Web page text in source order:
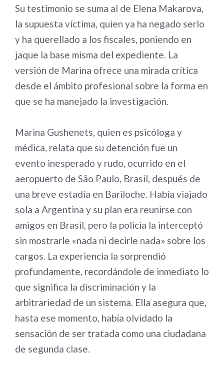
Su testimonio se suma al de Elena Makarova,
la supuesta víctima, quien ya ha negado serlo
y ha querellado a los fiscales, poniendo en
jaque la base misma del expediente. La
versión de Marina ofrece una mirada crítica
desde el ámbito profesional sobre la forma en
que se ha manejado la investigación.
Marina Gushenets, quien es psicóloga y
médica, relata que su detención fue un
evento inesperado y rudo, ocurrido en el
aeropuerto de São Paulo, Brasil, después de
una breve estadía en Bariloche. Había viajado
sola a Argentina y su plan era reunirse con
amigos en Brasil, pero la policía la interceptó
sin mostrarle «nada ni decirle nada» sobre los
cargos. La experiencia la sorprendió
profundamente, recordándole de inmediato lo
que significa la discriminación y la
arbitrariedad de un sistema. Ella asegura que,
hasta ese momento, había olvidado la
sensación de ser tratada como una ciudadana
de segunda clase.